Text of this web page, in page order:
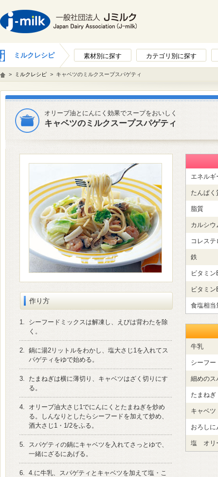
ミルクレシピ 素材別に探す カテゴリ別に探す
> ミルクレシピ > キャベツのミルクスープスパゲティ
オリーブ油とにんにく効果でスープをおいしく
キャベツのミルクスープスパゲティ
作り方
1.
シーフードミックスは解凍し、えびは背わたを除
く。
2. 鍋に湯2リットルをわかし、塩大さじ1を入れてス
パゲティをゆで始める。
3.
たまねぎは横に薄切り、キャベツはざく切りにす
る。
4.
オリーブ油大さじ1でにんにくとたまねぎを炒め
る。しんなりとしたらシーフードを加えて炒め、
酒大さじ1・1/2をふる。
5.
スパゲティの鍋にキャベツを入れてさっとゆで、
一緒にざるにあげる。
6. 4.に牛乳、スパゲティとキャベツを加えて塩・こ
エネルギ
たんぱく
脂質
カルシウ
コレステ
鉄
ビタミン
ビタミン
食塩相当
牛乳
シーフー
細めのス
たまねぎ
キャベツ
おろしに
塩 オリ